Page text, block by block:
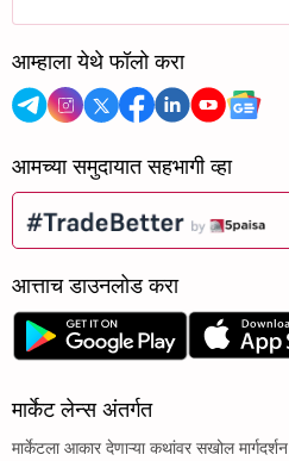
आम्हाला येथे फॉलो करा
आमच्या समुदायात सहभागी व्हा
आत्ताच डाउनलोड करा
मार्केट लेन्स अंतर्गत
मार्केटला आकार देणाऱ्या कथांवर सखोल मार्गदर्शन